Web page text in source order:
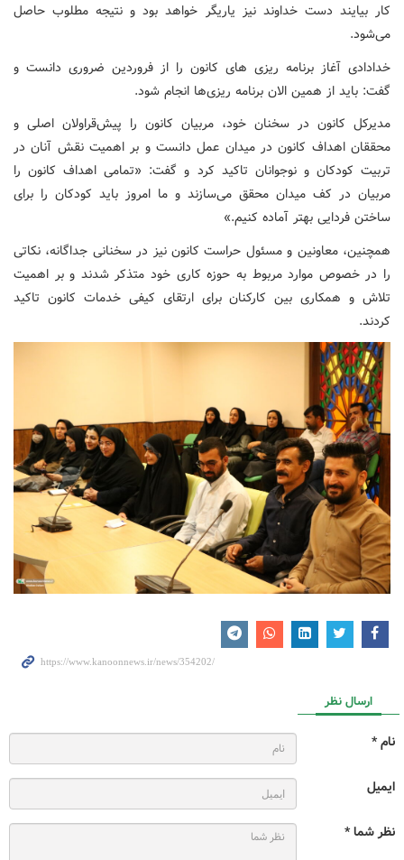
کار بیایند دست خداوند نیز یاریگر خواهد بود و نتیجه مطلوب حاصل
می‌شود.
خدادادی آغاز برنامه ریزی های کانون را از فروردین ضروری دانست و
گفت: باید از همین الان برنامه ریزی‌ها انجام شود.
مدیرکل کانون در سخنان خود، مربیان کانون را پیش‌قراولان اصلی و
محققان اهداف کانون در میدان عمل دانست و بر اهمیت نقش آنان در
تربیت کودکان و نوجوانان تاکید کرد و گفت: «تمامی اهداف کانون را
مربیان در کف میدان محقق می‌سازند و ما امروز باید کودکان را برای
ساختن فردایی بهتر آماده کنیم.»
همچنین، معاونین و مسئول حراست کانون نیز در سخنانی جداگانه، نکاتی
را در خصوص موارد مربوط به حوزه کاری خود متذکر شدند و بر اهمیت
تلاش و همکاری بین کارکنان برای ارتقای کیفی خدمات کانون تاکید
کردند.
ارسال نظر
نام *
ایمیل
نظر شما *